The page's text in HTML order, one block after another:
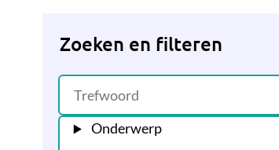
Zoeken en filteren
Onderwerp